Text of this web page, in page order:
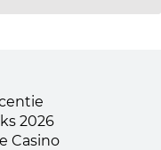
2026
Casino